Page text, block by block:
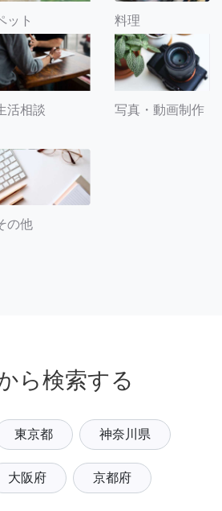
ット 料理
活相談 写真・動画制作
の他
ら検索する
東京都 神奈川県
大阪府 京都府